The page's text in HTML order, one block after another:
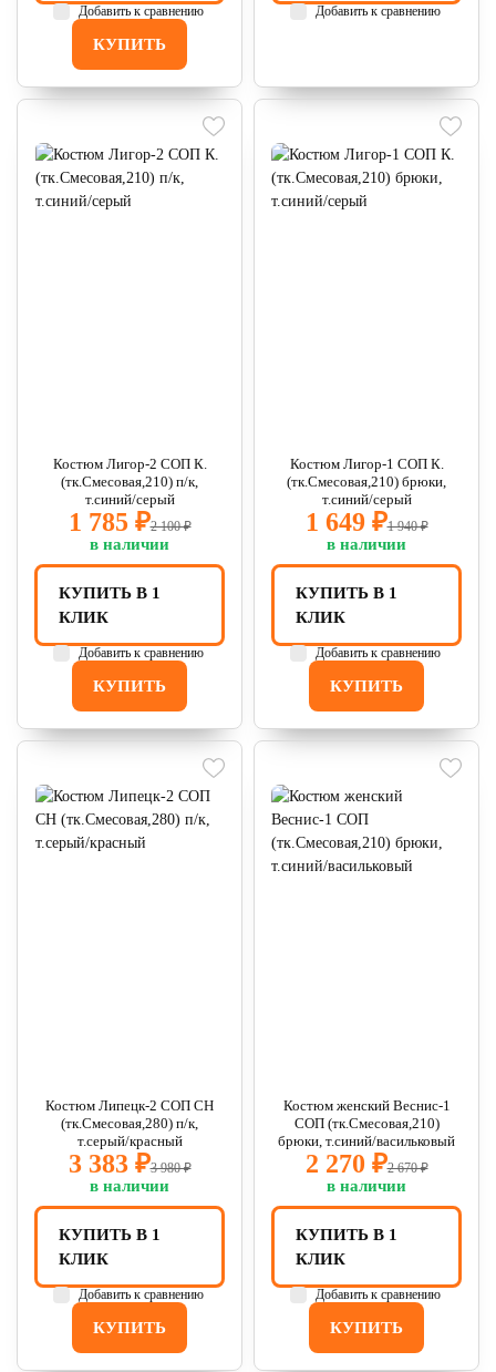
КУПИТЬ
Добавить к сравнению Добавить к сравнению
Костюм Лигор-2 СОП К.
(тк.Смесовая,210) п/к,
т.синий/серый
1 785 ₽2 100 ₽
в наличии
КУПИТЬ
КУПИТЬ В 1
КЛИК
Добавить к сравнению
Костюм Лигор-1 СОП К.
(тк.Смесовая,210) брюки,
т.синий/серый
1 649 ₽1 940 ₽
в наличии
КУПИТЬ
КУПИТЬ В 1
КЛИК
Добавить к сравнению
Костюм Липецк-2 СОП CH
(тк.Смесовая,280) п/к,
т.серый/красный
3 383 ₽3 980 ₽
в наличии
КУПИТЬ
КУПИТЬ В 1
КЛИК
Добавить к сравнению
Костюм женский Веснис-1
СОП (тк.Смесовая,210)
брюки, т.синий/васильковый
2 270 ₽2 670 ₽
в наличии
КУПИТЬ
КУПИТЬ В 1
КЛИК
Добавить к сравнению